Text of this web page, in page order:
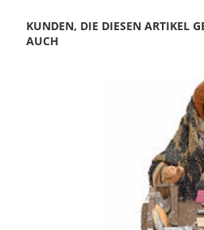
KUNDEN, DIE DIESEN ARTIKEL
AUCH